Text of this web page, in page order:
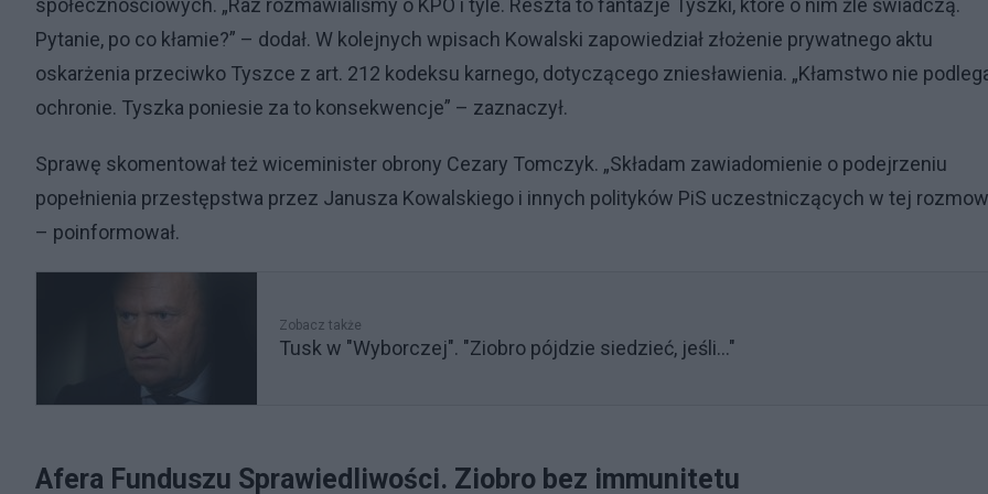
Pytanie, po co kłamie?” – dodał. W kolejnych wpisach Kowalski zapowiedział złożenie prywatnego aktu
oskarżenia przeciwko Tyszce z art. 212 kodeksu karnego, dotyczącego zniesławienia. „Kłamstwo nie
ochronie. Tyszka poniesie za to konsekwencje” – zaznaczył.
Sprawę skomentował też wiceminister obrony Cezary Tomczyk. „Składam zawiadomienie o podejrzeniu
popełnienia przestępstwa przez Janusza Kowalskiego i innych polityków PiS uczestniczących w tej
– poinformował.
Zobacz także
Tusk w "Wyborczej". "Ziobro pójdzie siedzieć, jeśli..."
Afera Funduszu Sprawiedliwości. Ziobro bez immunitetu